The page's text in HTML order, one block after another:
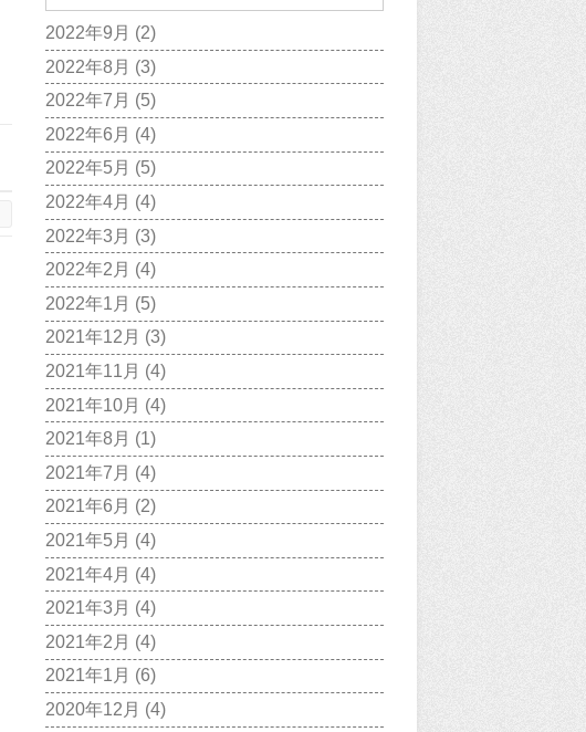
2022年9月 (2)
2022年8月 (3)
2022年7月 (5)
2022年6月 (4)
2022年5月 (5)
2022年4月 (4)
2022年3月 (3)
2022年2月 (4)
2022年1月 (5)
2021年12月 (3)
2021年11月 (4)
2021年10月 (4)
2021年8月 (1)
2021年7月 (4)
2021年6月 (2)
2021年5月 (4)
2021年4月 (4)
2021年3月 (4)
2021年2月 (4)
2021年1月 (6)
2020年12月 (4)